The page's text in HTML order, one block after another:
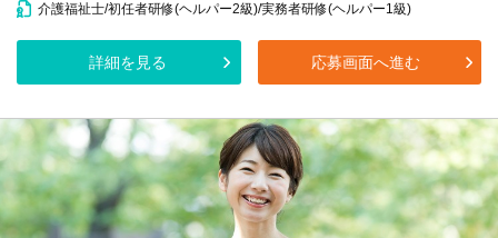
介護福祉士/初任者研修(ヘルパー2級)/実務者研修(ヘルパー1級)
詳細を見る 応募画面へ進む